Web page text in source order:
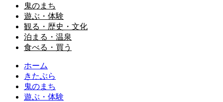
鬼のまち
遊ぶ・体験
観る・歴史・文化
泊まる・温泉
食べる・買う
ホーム
きたぶら
鬼のまち
遊ぶ・体験